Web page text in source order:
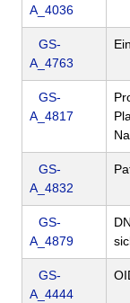
A_4036
GS-
A_4763
GS-
A_4817
GS-
A_4832
GS-
A_4879
GS-
A_4444